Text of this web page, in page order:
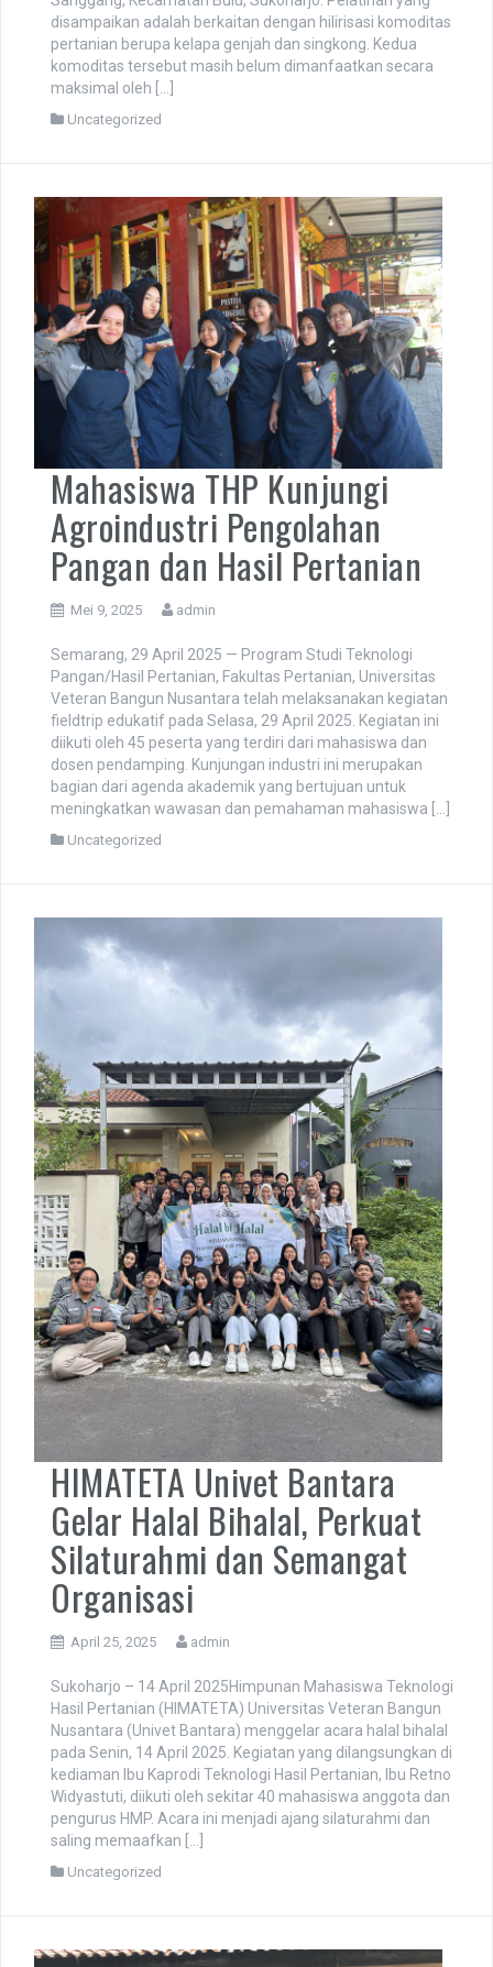
Pada hari Kamis, 26 Juni 2025, tim pengabdian
masyarakat dari Program Studi Teknologi Hasil Pertanian
Universitas Veteran Bangun Nusantara (THP Univet
Bantara) melakukan pelatihan kepada masyarakat di Desa
Sanggang, Kecamatan Bulu, Sukoharjo. Pelatihan yang
maksimal oleh […]
Uncategorized
Mahasiswa THP Kunjungi
Agroindustri Pengolahan
Pangan dan Hasil Pertanian
Mei 9, 2025 admin
Semarang, 29 April 2025 — Program Studi Teknologi
Pangan/Hasil Pertanian, Fakultas Pertanian, Universitas
Veteran Bangun Nusantara telah melaksanakan kegiatan
fieldtrip edukatif pada Selasa, 29 April 2025. Kegiatan ini
meningkatkan wawasan dan pemahaman mahasiswa […]
Uncategorized
HIMATETA Univet Bantara
Gelar Halal Bihalal, Perkuat
Silaturahmi dan Semangat
Organisasi
April 25, 2025 admin
Sukoharjo – 14 April 2025Himpunan Mahasiswa Teknologi
Hasil Pertanian (HIMATETA) Universitas Veteran Bangun
Nusantara (Univet Bantara) menggelar acara halal bihalal
pada Senin, 14 April 2025. Kegiatan yang dilangsungkan di
saling memaafkan […]